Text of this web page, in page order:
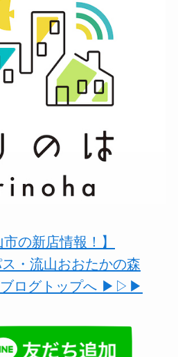
市の新店情報！】
・流山おおたかの森
ログトップへ ▶︎▷▶︎